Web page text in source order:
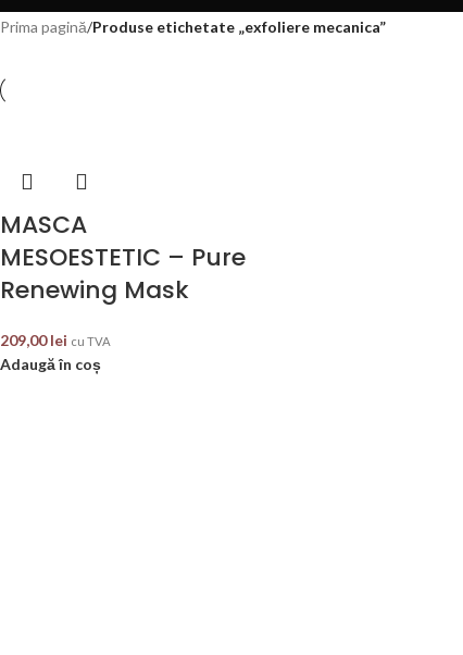
Prima pagină/Produse etichetate „exfoliere mecanica”
MASCA
MESOESTETIC – Pure
Renewing Mask
209,00lei cu TVA
Adaugă în coș